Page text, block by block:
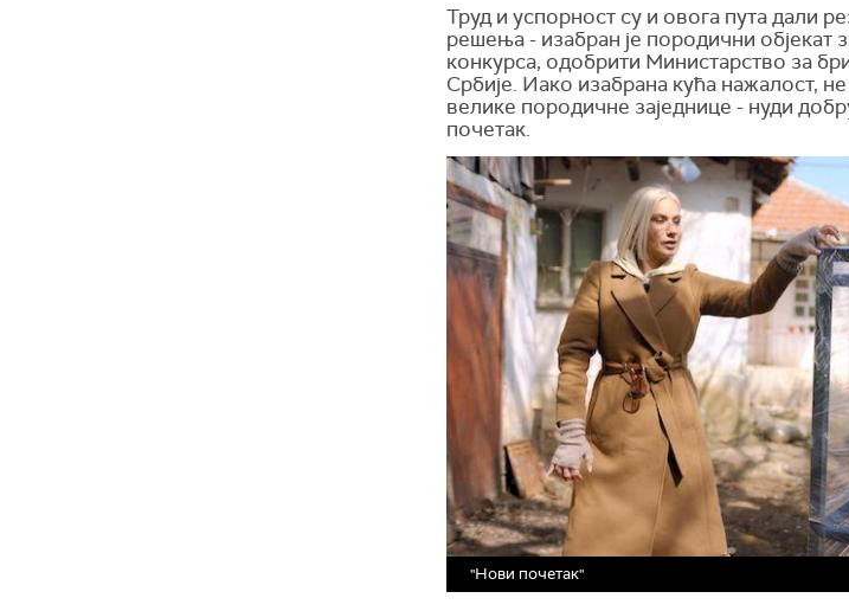
Труд и успорност су и овога пута дали
решења - изабран је породични објекат
конкурса, одобрити Министарство за
Србије. Иако изабрана кућа нажалост,
велике породичне заједнице - нуди
почетак.
"Нови почетак"